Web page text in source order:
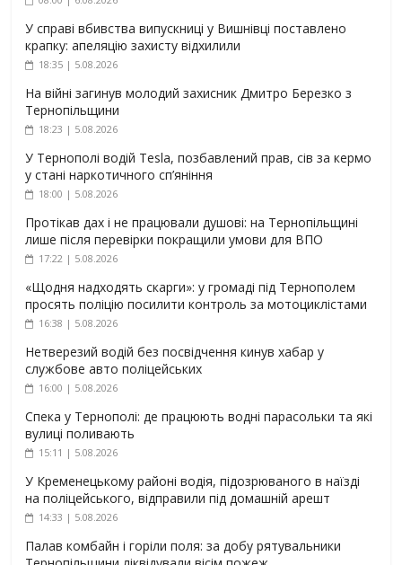
У справі вбивства випускниці у Вишнівці поставлено
крапку: апеляцію захисту відхилили
18:35 | 5.08.2026
На війні загинув молодий захисник Дмитро Березко з
Тернопільщини
18:23 | 5.08.2026
У Тернополі водій Tesla, позбавлений прав, сів за кермо
у стані наркотичного сп’яніння
18:00 | 5.08.2026
Протікав дах і не працювали душові: на Тернопільщині
лише після перевірки покращили умови для ВПО
17:22 | 5.08.2026
«Щодня надходять скарги»: у громаді під Тернополем
просять поліцію посилити контроль за мотоциклістами
16:38 | 5.08.2026
Нетверезий водій без посвідчення кинув хабар у
службове авто поліцейських
16:00 | 5.08.2026
Спека у Тернополі: де працюють водні парасольки та які
вулиці поливають
15:11 | 5.08.2026
У Кременецькому районі водія, підозрюваного в наїзді
на поліцейського, відправили під домашній арешт
14:33 | 5.08.2026
Палав комбайн і горіли поля: за добу рятувальники